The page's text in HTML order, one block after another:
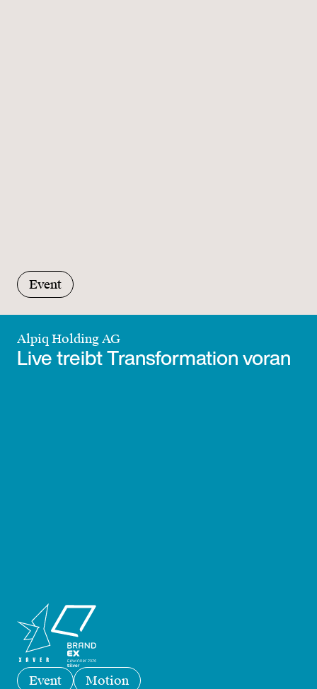
Event
Alpiq Holding AG
Live treibt Transformation voran
Event Motion